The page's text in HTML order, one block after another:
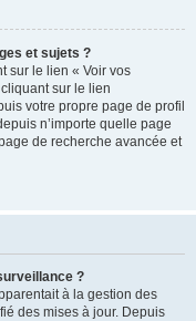
et sujets ?
sur le lien « Voir vos
sur le lien
votre propre page de profil
n’importe quelle page
de recherche avancée et
?
à la gestion des
des mises à jour. Depuis